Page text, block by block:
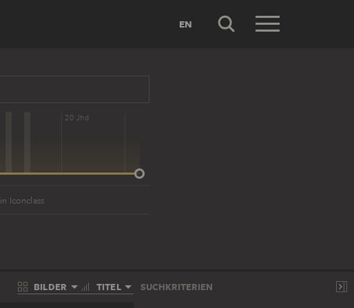
EN
20 Jhd
in Iconclass
BILDER TITEL SUCHKRITERIEN